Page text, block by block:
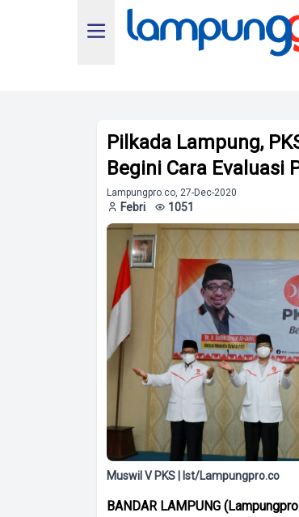
Pilkada Lampung,
Begini Cara Evaluasi
Lampungpro.co, 27-Dec-2020
Febri 1051
Muswil V PKS | Ist/Lampungpro.co
BANDAR LAMPUNG (Lampungpro.